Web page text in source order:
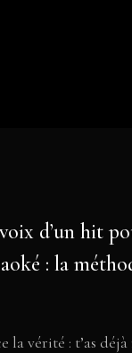
d’un hit
: la
la vérité : t’as déjà